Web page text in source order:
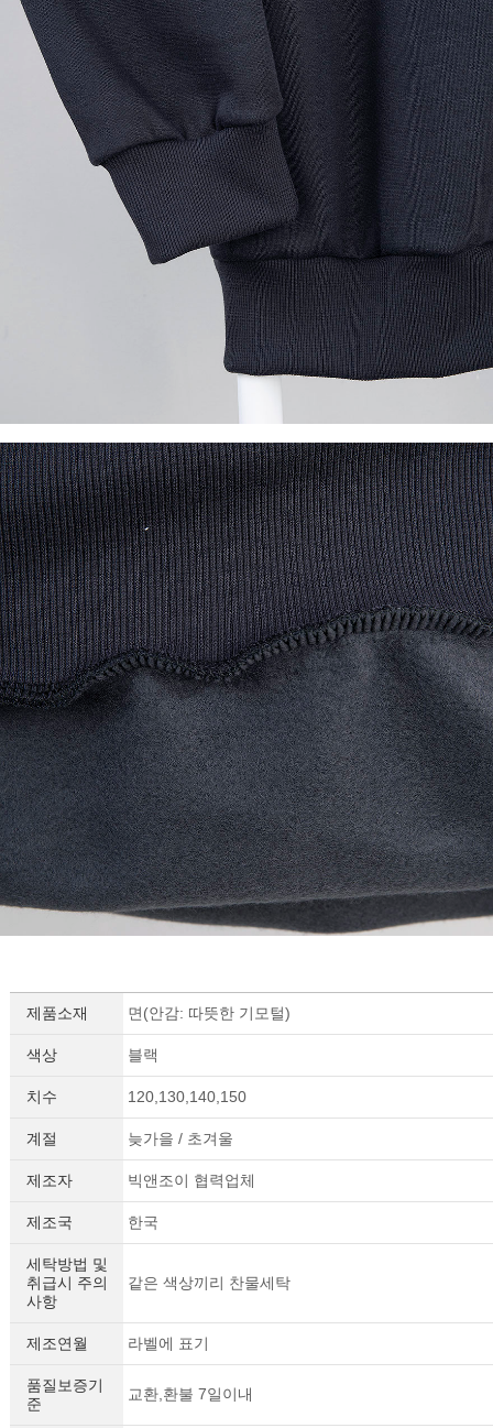
제품소재 면(안감: 따뜻한 기모털)
색상 블랙
치수 120,130,140,150
계절 늦가을 / 초겨울
제조자 빅앤조이 협력업체
제조국 한국
세탁방법 및
취급시 주의
사항
같은 색상끼리 찬물세탁
제조연월 라벨에 표기
품질보증기
준
교환,환불 7일이내